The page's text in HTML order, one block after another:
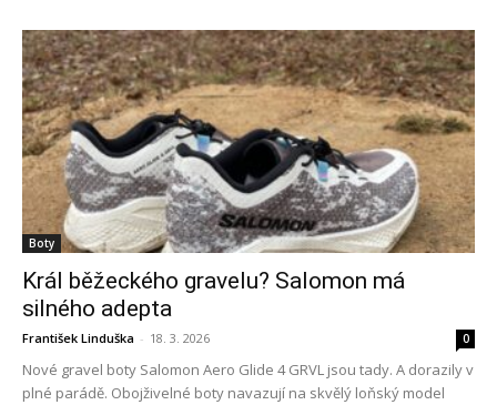
Boty
Král běžeckého gravelu? Salomon má
silného adepta
František Linduška - 18. 3. 2026 0
Nové gravel boty Salomon Aero Glide 4 GRVL jsou tady. A dorazily v
plné parádě. Obojživelné boty navazují na skvělý loňský model